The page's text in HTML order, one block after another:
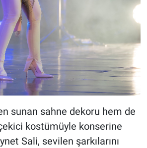
sunan sahne dekoru hem de
kostümüyle konserine
Sali, sevilen şarkılarını